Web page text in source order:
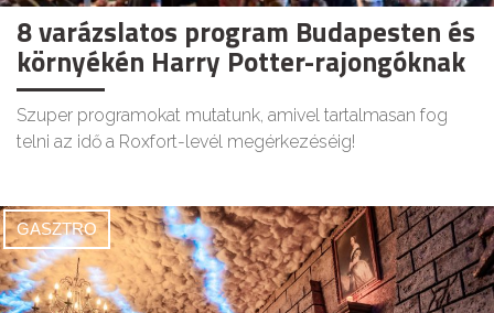
8 varázslatos program Budapesten és
környékén Harry Potter-rajongóknak
Szuper programokat mutatunk, amivel tartalmasan fog
telni az idő a Roxfort-levél megérkezéséig!
GASZTRO